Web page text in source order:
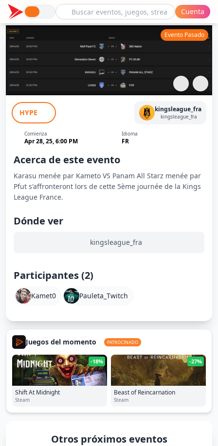
Cuenta
Karasu (Kameto) vs Panam All Starz
(Pfut) - J5 - Kings League France
Evento Pasado
HYPE kingsleague_fra
kingsleague_fra
Comienza
Apr 28, 25, 6:00 PM
Idioma
FR
Acerca de este evento
Karasu menée par Kameto VS Panam All Starz menée par
Pfut s'affronteront lors de cette 5ème journée de la Kings
League France.
Dónde ver
kingsleague_fra
Participantes (2)
Kamet0 Pauleta_Twitch
Juegos del momento PATROCINADO
-18%
Shift At Midnight
Steam
-27%
Beast of Reincarnation
Steam
Otros próximos eventos